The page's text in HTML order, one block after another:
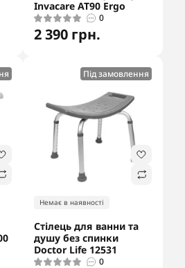
Invacare AT90 Ergo
0
2 390 грн.
Під замовлення
Немає в наявності
Стілець для ванни та
душу без спинки
Doctor Life 12531
0